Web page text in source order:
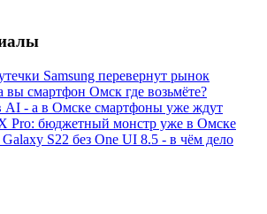
Samsung перевернут рынок
вы смартфон Омск где возьмёте?
AI - а в Омске смартфоны уже ждут
Pro: бюджетный монстр уже в Омске
Galaxy S22 без One UI 8.5 - в чём дело